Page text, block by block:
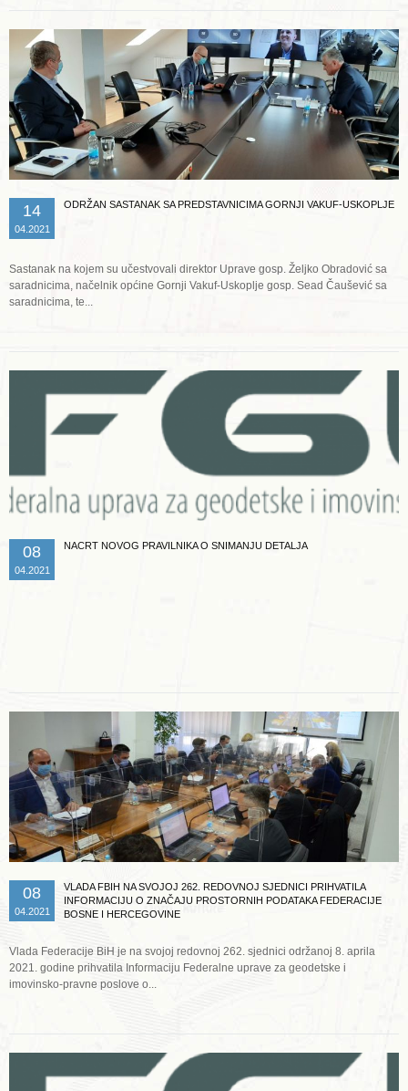
14
04.2021
ODRŽAN SASTANAK SA PREDSTAVNICIMA GORNJI VAKUF-USKOPLJE
Sastanak na kojem su učestvovali direktor Uprave gosp. Željko Obradović sa
saradnicima, načelnik općine Gornji Vakuf-Uskoplje gosp. Sead Čaušević sa
saradnicima, te...
08
04.2021
NACRT NOVOG PRAVILNIKA O SNIMANJU DETALJA
08
04.2021
VLADA FBIH NA SVOJOJ 262. REDOVNOJ SJEDNICI PRIHVATILA
INFORMACIJU O ZNAČAJU PROSTORNIH PODATAKA FEDERACIJE
BOSNE I HERCEGOVINE
Vlada Federacije BiH je na svojoj redovnoj 262. sjednici održanoj 8. aprila
2021. godine prihvatila Informaciju Federalne uprave za geodetske i
imovinsko-pravne poslove o...